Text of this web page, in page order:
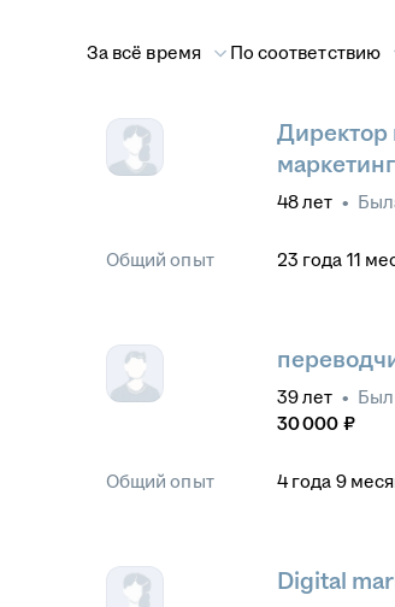
За всё время По соответствию
Директор
48лет •
Общий опыт 23 года 11
39лет • Был
30 000 ₽
Общий опыт 4 года 9
Digital